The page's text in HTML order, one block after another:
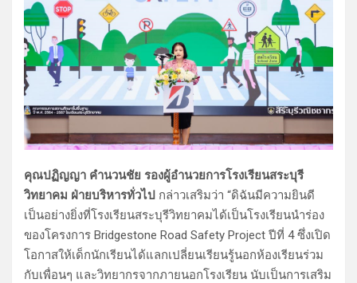
คุณปฏิญญา คำนวนชัย รองผู้อำนวยการโรงเรียนสระบุรี
วิทยาคม ฝ่ายบริหารทั่วไป กล่าวเสริมว่า “ดิฉันมีความยินดี
เป็นอย่างยิ่งที่โรงเรียนสระบุรีวิทยาคมได้เป็นโรงเรียนนำร่อง
ของโครงการ Bridgestone Road Safety Project ปีที่ 4 ซึ่งเปิด
โอกาสให้เด็กนักเรียนได้แลกเปลี่ยนเรียนรู้นอกห้องเรียนร่วม
กับเพื่อนๆ และวิทยากรจากภายนอกโรงเรียน นับเป็นการเสริม